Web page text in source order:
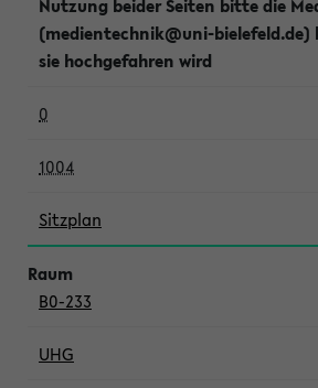
Nutzung beider Seiten bitte die
(medientechnik@uni-
sie hochgefahren wird
0
1004
Sitzplan
B0-233
UHG